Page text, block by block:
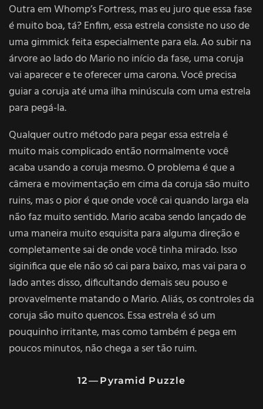
Outra em Whomp’s Fortress, mas eu juro que essa fase
é muito boa, tá? Enfim, essa estrela consiste no uso de
uma gimmick feita especialmente para ela. Ao subir na
árvore ao lado do Mario no início da fase, uma coruja
vai aparecer e te oferecer uma carona. Você precisa
guiar a coruja até uma ilha minúscula com uma estrela
para pegá-la.
Qualquer outro método para pegar essa estrela é
muito mais complicado então normalmente você
acaba usando a coruja mesmo. O problema é que a
câmera e movimentação em cima da coruja são muito
ruins, mas o pior é que onde você cai quando larga ela
não faz muito sentido. Mario acaba sendo lançado de
uma maneira muito esquisita para alguma direção e
completamente sai de onde você tinha mirado. Isso
siginifica que ele não só cai para baixo, mas vai para o
lado antes disso, dificultando demais seu pouso e
provavelmente matando o Mario. Aliás, os controles da
coruja são muito quencos. Essa estrela é só um
pouquinho irritante, mas como também é pega em
poucos minutos, não chega a ser tão ruim.
12 — Pyramid Puzzle